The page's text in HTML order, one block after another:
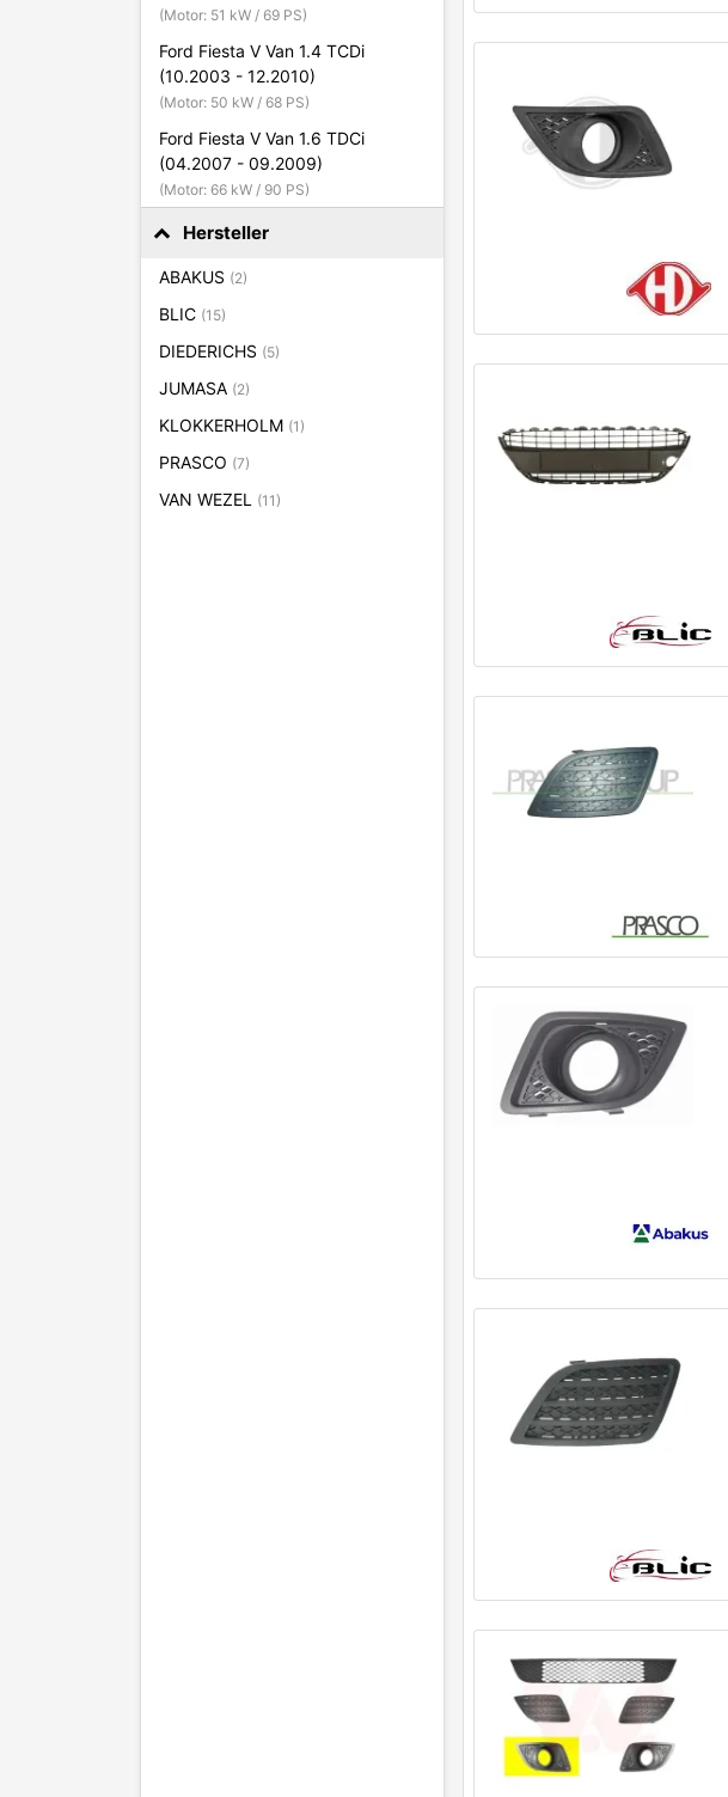
(Motor: 51 kW / 69 PS)
Ford Fiesta V Van 1.4 TCDi
(10.2003 - 12.2010)
(Motor: 50 kW / 68 PS)
Ford Fiesta V Van 1.6 TDCi
(04.2007 - 09.2009)
(Motor: 66 kW / 90 PS)
Hersteller
ABAKUS (2)
BLIC (15)
DIEDERICHS (5)
JUMASA (2)
KLOKKERHOLM (1)
PRASCO (7)
VAN WEZEL (11)